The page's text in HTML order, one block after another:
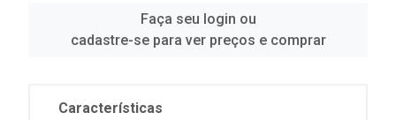
Faça seu login ou
cadastre-se para ver preços e comprar
Características